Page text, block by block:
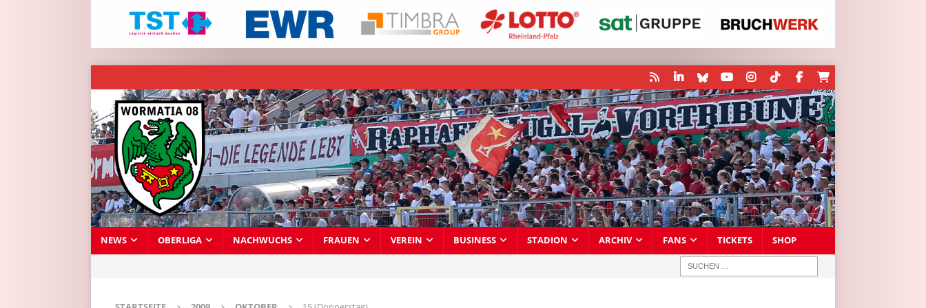
NEWS OBERLIGA NACHWUCHS FRAUEN VEREIN BUSINESS STADION ARCHIV FANS TICKETS SHOP